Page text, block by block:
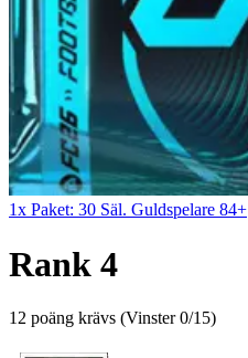
1x Paket: 30 Säl. Guldspelare 84+
Rank 4
12 poäng krävs (Vinster 0/15)